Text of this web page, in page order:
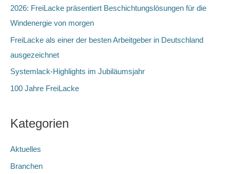
a
c
2026: FreiLacke präsentiert Beschichtungslösungen für die
Windenergie von morgen
FreiLacke als einer der besten Arbeitgeber in Deutschland
ausgezeichnet
Systemlack-Highlights im Jubiläumsjahr
100 Jahre FreiLacke
Kategorien
Aktuelles
Branchen